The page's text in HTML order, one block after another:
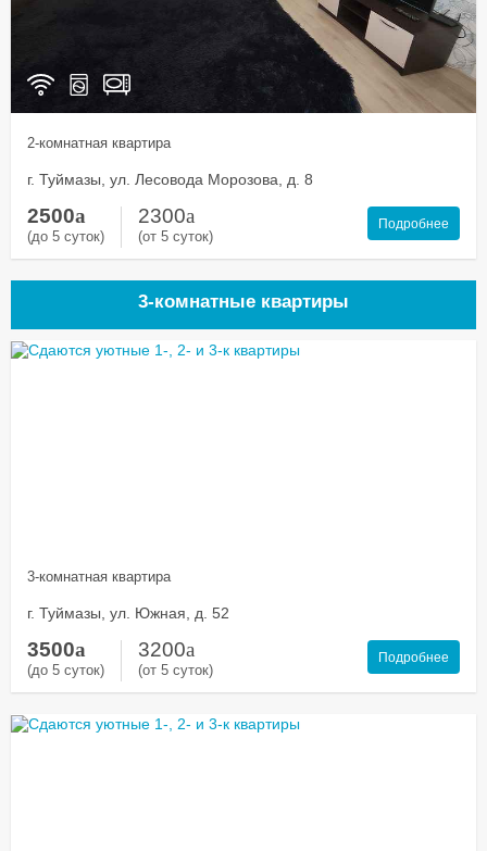
2-комнатная квартира
г. Туймазы, ул. Лесовода Морозова, д. 8
2500a
(до 5 суток)
2300a
(от 5 суток)
Подробнее
3-комнатные квартиры
3-комнатная квартира
г. Туймазы, ул. Южная, д. 52
3500a
(до 5 суток)
3200a
(от 5 суток)
Подробнее